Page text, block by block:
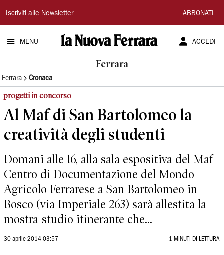
La
Nuova
Ferrara
Iscriviti alle Newsletter ABBONATI
MENU ACCEDI
Ferrara
Ferrara Cronaca
progetti in concorso
Al Maf di San Bartolomeo la
creatività degli studenti
Domani alle 16, alla sala espositiva del Maf-
Centro di Documentazione del Mondo
Agricolo Ferrarese a San Bartolomeo in
Bosco (via Imperiale 263) sarà allestita la
mostra-studio itinerante che...
30 aprile 2014 03:57 1 MINUTI DI LETTURA